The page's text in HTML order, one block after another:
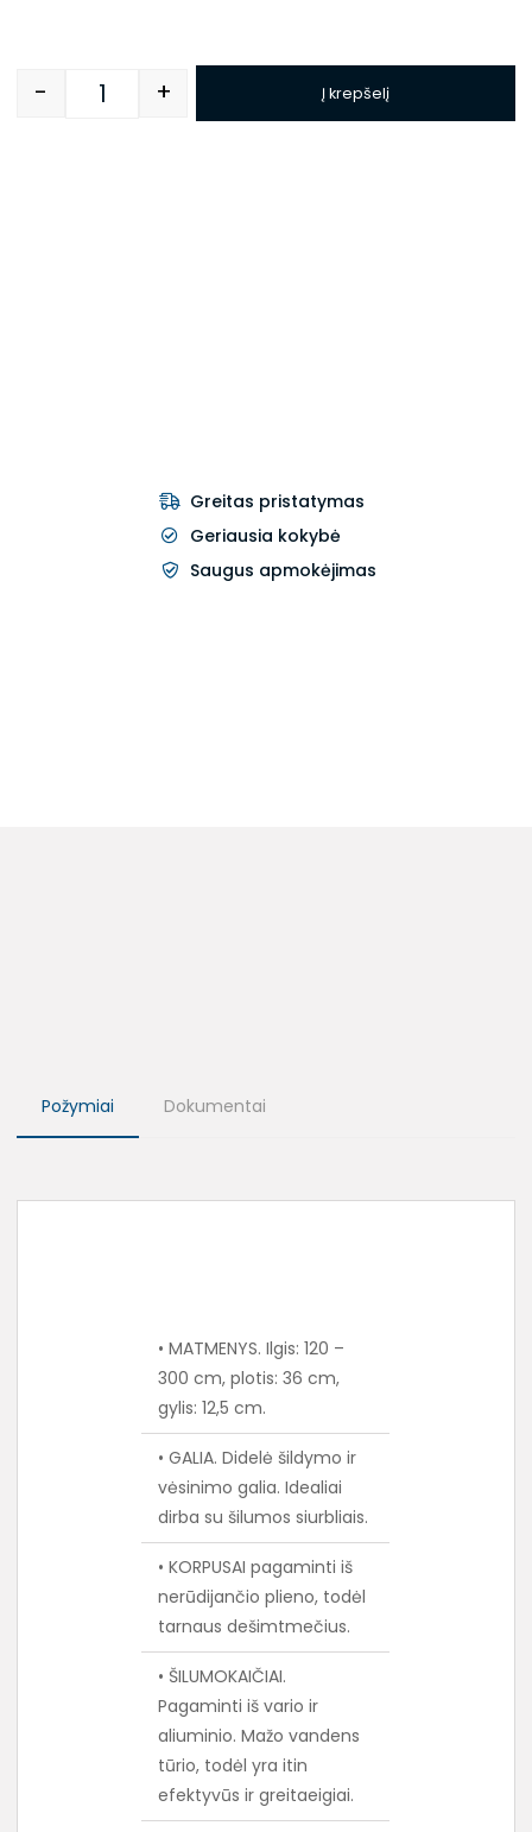
Quantity
- + Į krepšelį
Greitas pristatymas
Geriausia kokybė
Saugus apmokėjimas
Požymiai Dokumentai
• MATMENYS. Ilgis: 120 –
300 cm, plotis: 36 cm,
gylis: 12,5 cm.
• GALIA. Didelė šildymo ir
vėsinimo galia. Idealiai
dirba su šilumos siurbliais.
• KORPUSAI pagaminti iš
nerūdijančio plieno, todėl
tarnaus dešimtmečius.
• ŠILUMOKAIČIAI.
Pagaminti iš vario ir
aliuminio. Mažo vandens
tūrio, todėl yra itin
efektyvūs ir greitaeigiai.